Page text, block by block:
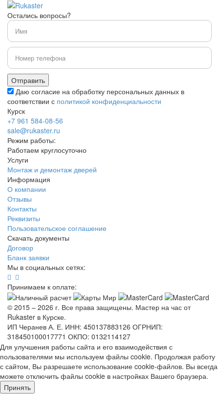
Остались вопросы?
Даю согласие на обработку персональных данных в
соответствии с политикой конфиденциальности
Курск
+7 961 584-08-56
sale@rukaster.ru
Режим работы:
Работаем круглосуточно
Услуги
Монтаж и демонтаж дверей
Информация
О компании
Отзывы
Контакты
Реквизиты
Пользовательское соглашение
Скачать документы
Договор
Бланк заявки
Мы в социальных сетях:
Принимаем к оплате:
© 2015 – 2026 г. Все права защищены. Мастер на час от
Rukaster в Курске.
ИП Черанев А. Е. ИНН: 450137883126 ОГРНИП:
318450100017771 ОКПО: 0132114127
Для улучшения работы сайта и его взаимодействия с
пользователями мы используем файлы cookie. Продолжая работу
с сайтом, Вы разрешаете использование cookie-файлов. Вы всегда
можете отключить файлы cookie в настройках Вашего браузера.
Принять